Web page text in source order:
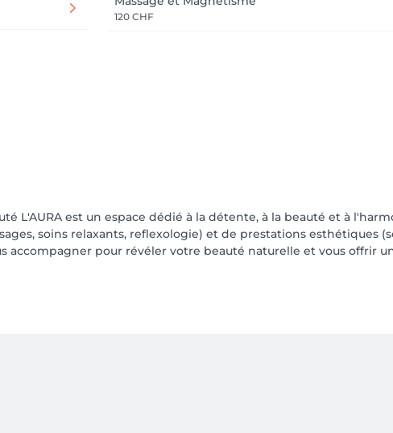
120 CHF
L'AURA est un espace dédié à la détente, à la beauté et à
soins relaxants, reflexologie) et de prestations esthétiques